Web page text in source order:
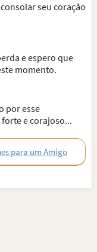
seu coração
e espero que
momento.
por esse
e corajoso...
para um Amigo